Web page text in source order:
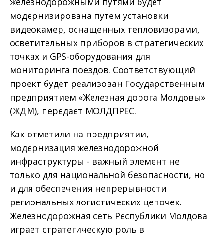
модернизирована путем установки
видеокамер, оснащенных тепловизорами,
осветительных приборов в стратегических
точках и GPS-оборудования для
мониторинга поездов. Соответствующий
проект будет реализован Государственным
предприятием «Железная дорога Молдовы»
(ЖДМ), передает МОЛДПРЕС.
Как отметили на предприятии,
модернизация железнодорожной
инфраструктуры - важный элемент не
только для национальной безопасности, но
и для обеспечения непрерывности
региональных логистических цепочек.
Железнодорожная сеть Республики Молдова
играет стратегическую роль в